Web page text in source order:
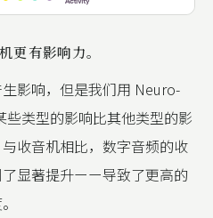
更有影响力。
影响，但是我们用 Neuro-
类型的影响比其他类型的影
收音机相比，数字音频的收
显著提升ーー导致了更高的